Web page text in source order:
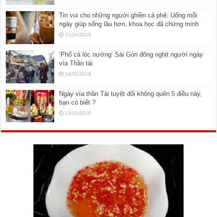
Tin vui cho những người ghiền cà phê: Uống mỗi
ngày giúp sống lâu hơn, khoa học đã chứng minh
21/04/2019
‘Phố cá lóc nướng’ Sài Gòn đông nghịt người ngày
vía Thần tài
14/02/2019
Ngày vía thần Tài tuyệt đối không quên 5 điều này,
bạn có biết ?
13/02/2019